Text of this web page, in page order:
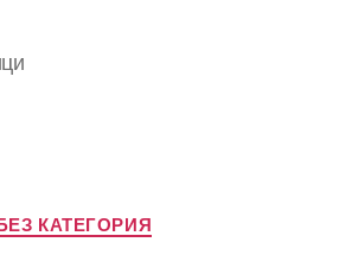
Categories
КАТЕГОРИЯ